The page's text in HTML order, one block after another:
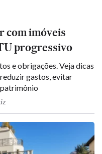
com imóveis
progressivo
e obrigações. Veja dicas
gastos, evitar